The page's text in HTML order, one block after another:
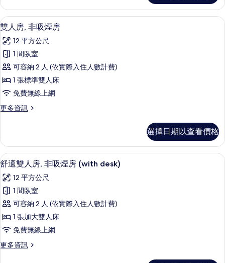
所
有
相
片
Non-
smoking
Double
詳
情
顯
示
雙
人
房,
非
煙
的
所
有
相
片
7
雙人房, 非吸煙房
12 平方公尺
1 間臥室
可容納 2 人 (依實際入住人數計費)
1 張標準雙人床
免費無線上網
更多資訊
更
房,
非
吸
房
的
詳
情
選擇日期以查看價格
顯
示
舒
適
雙
人
非
7
舒適雙人房, 非吸煙房 (with desk)
12 平方公尺
1 間臥室
可容納 2 人 (依實際入住人數計費)
1 張加大雙人床
免費無線上網
更多資訊
更